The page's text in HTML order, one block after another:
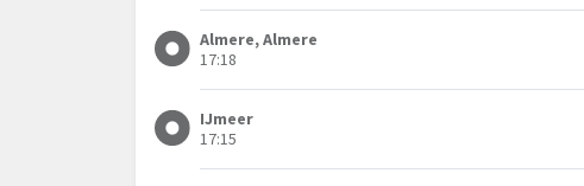
Almere, Almere
17:18
IJmeer
17:15